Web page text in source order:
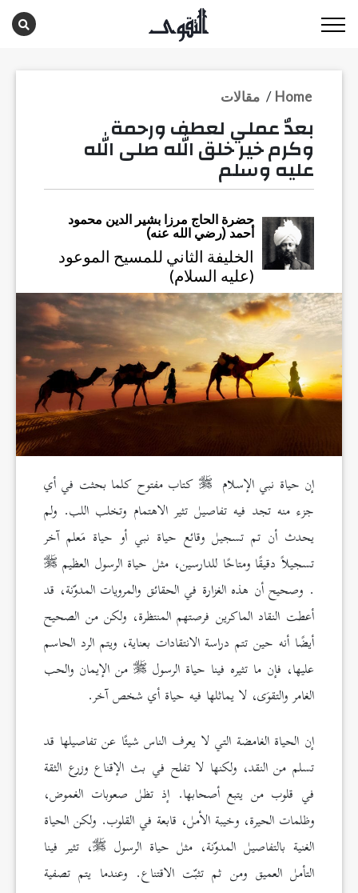
مقالات / Home
بعدٌ عملي لعطف ورحمة
وكرم خير خلق الله صلى الله
عليه وسلم
حضرة الحاج مرزا بشير الدين محمود
أحمد (رضي الله عنه)
الخليفة الثاني للمسيح الموعود
(عليه السلام)
إن حياة نبي الإسلام
كتاب مفتوح كلما بحثت في أي
جزء منه تجد فيه تفاصيل تثير الاهتمام وتخلب اللب. ولم
يحدث أن تم تسجيل وقائع حياة نبي أو حياة مَعلم آخر
تسجيلاً دقيقًا ومتاحًا للدارسين، مثل حياة الرسول العظيم
. وصحيح أن هذه الغزارة في الحقائق والمرويات المدوّنة، قد
أعطت النقاد الماكرين فرصتهم المنتظرة، ولكن من الصحيح
أيضًا أنه حين تتم دراسة الانتقادات بعناية، ويتم الرد الحاسم
عليها، فإن ما تثيره فينا حياة الرسول
من الإيمان والحب
الغامر والتقوَى، لا يماثلها فيه حياة أي شخص آخر.
إن الحياة الغامضة التي لا يعرف الناس شيئًا عن تفاصيلها قد
تسلم من النقد، ولكنها لا تفلح في بث الإقناع وزرع الثقة
في قلوب من يتبع أصحابها. إذ تظل صعوبات الغموض،
وظلمات الحيرة، وخيبة الأمل، قابعة في القلوب. ولكن الحياة
الغنية بالتفاصيل المدوّنة، مثل حياة الرسول ، تثير فينا
التأمل العميق ومن ثم تثبّت الاقتناع. وعندما يتم تصفية